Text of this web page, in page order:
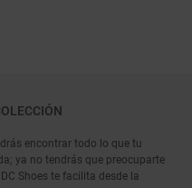
encontrar todo lo que tu
ya no tendrás que preocuparte
Shoes te facilita desde la